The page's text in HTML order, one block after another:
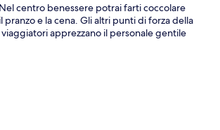
centro benessere potrai farti coccolare
e la cena. Gli altri punti di forza della
apprezzano il personale gentile